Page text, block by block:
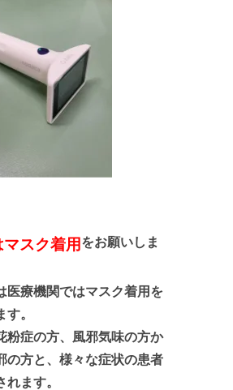
スク着用 をお願いしま
医療機関ではマスク着用を
。
粉症の方、風邪気味の方か
の方と、 様々な症状の患者
れます。